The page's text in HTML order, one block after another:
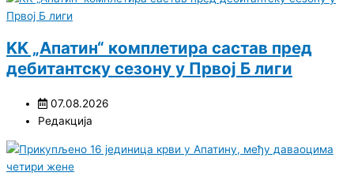
KK „Апатин“ комплетира састав пред
дебитантску сезону у Првој Б лиги
07.08.2026
Редакција